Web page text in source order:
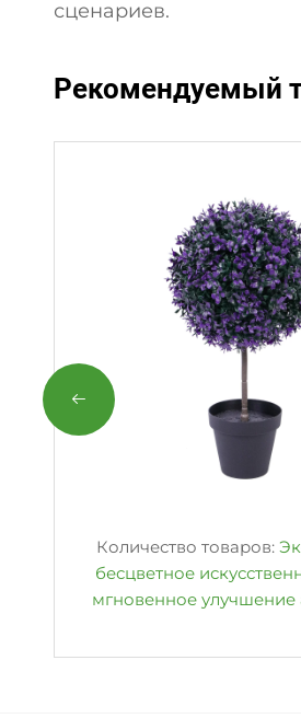
сценариев.
Рекомендуемый
Количество товаров:
бесцветное
мгновенное